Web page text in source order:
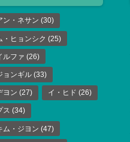
ン・ネサン (30)
・ヒョンシク (25)
ルファ (26)
ョンギル (33)
ヨン (27) イ・ヒド (26)
ス (34)
ム・ジヨン (47)